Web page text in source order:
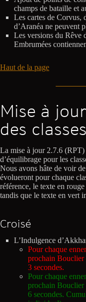
champs de bataille et
Les cartes de Corvus,
d’Aranéa ne peuvent
Les versions du Rêve
Embrumées
Haut de la page
Mise à
des classes
La mise à jour 2.7.6
d’équilibrage pour les
Nous avons hâte de voir
évolueront pour chaque
référence, le texte en
tandis que le texte en vert
Croisé
L’Indulgence
Pour chaque
prochain Bouclier
3 secondes.
Pour chaque
prochain Bouclier
6 secondes.